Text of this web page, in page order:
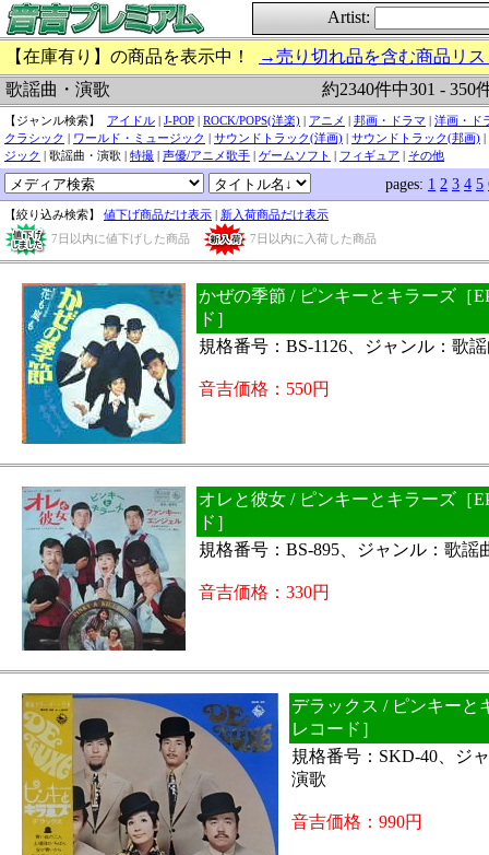
Artist:
【在庫有り】の商品を表示中！
→売り切れ品を含む商品リ
歌謡曲・演歌
約2340件中301 - 350
【ジャンル検索】 アイドル | J-POP | ROCK/POPS(洋楽) | アニメ | 邦画・ドラマ | 洋画・ド
クラシック | ワールド・ミュージック | サウンドトラック(洋画) | サウンドトラック(邦画) |
ジック | 歌謡曲・演歌 | 特撮 | 声優/アニメ歌手 | ゲームソフト | フィギュア | その他
pages: 1 2 3 4 5
【絞り込み検索】 値下げ商品だけ表示 | 新入荷商品だけ表示
7日以内に値下げした商品
7日以内に入荷した商品
かぜの季節 / ピンキーとキラーズ［
ド］
規格番号：BS-1126、ジャンル：歌
音吉価格：550円
オレと彼女 / ピンキーとキラーズ［
ド］
規格番号：BS-895、ジャンル：歌謡
音吉価格：330円
デラックス / ピンキーと
レコード］
規格番号：SKD-40、ジ
演歌
音吉価格：990円